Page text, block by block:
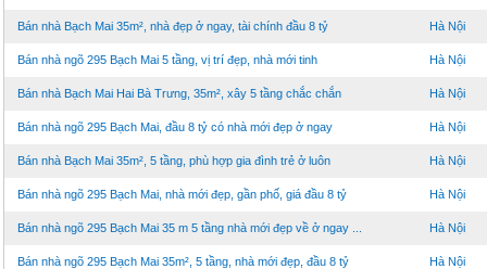
Bán nhà Bạch Mai 35m², nhà đẹp ở ngay, tài chính đầu 8 tỷ Hà Nội
Bán nhà ngõ 295 Bạch Mai 5 tầng, vị trí đẹp, nhà mới tinh Hà Nội
Bán nhà Bạch Mai Hai Bà Trưng, 35m², xây 5 tầng chắc chắn Hà Nội
Bán nhà ngõ 295 Bạch Mai, đầu 8 tỷ có nhà mới đẹp ở ngay Hà Nội
Bán nhà Bạch Mai 35m², 5 tầng, phù hợp gia đình trẻ ở luôn Hà Nội
Bán nhà ngõ 295 Bạch Mai, nhà mới đẹp, gần phố, giá đầu 8 tỷ Hà Nội
Bán nhà ngõ 295 Bạch Mai 35 m 5 tầng nhà mới đẹp về ở ngay ... Hà Nội
Bán nhà ngõ 295 Bạch Mai 35m², 5 tầng, nhà mới đẹp, đầu 8 tỷ Hà Nội